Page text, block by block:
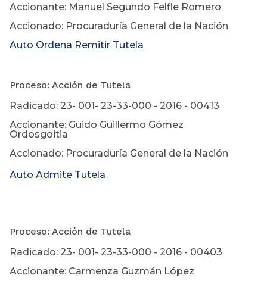
Accionante: Manuel Segundo Felfle Romero
Accionado: Procuraduría General de la Nación
Auto Ordena Remitir Tutela
Proceso: Acción de Tutela
Radicado: 23- 001- 23-33-000 - 2016 - 00413
Accionante: Guido Guillermo Gómez
Ordosgoitia
Accionado: Procuraduría General de la Nación
Auto Admite Tutela
Proceso: Acción de Tutela
Radicado: 23- 001- 23-33-000 - 2016 - 00403
Accionante: Carmenza Guzmán López